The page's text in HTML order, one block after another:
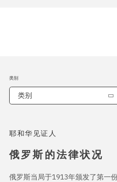
耶和华见证人
俄罗斯的法律状况
俄罗斯当局于1913年颁发了第一
类别
类别